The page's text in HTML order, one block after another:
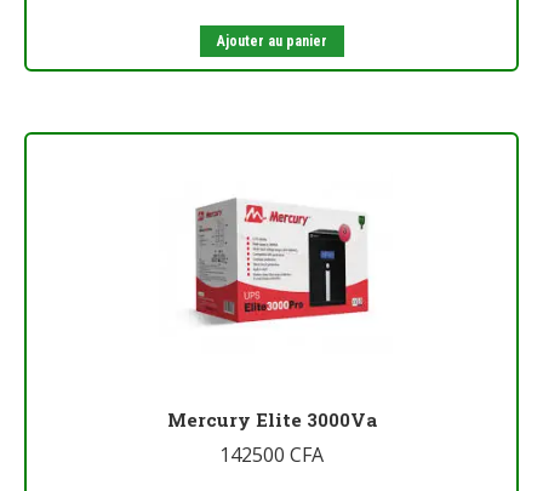
Ajouter au panier
Mercury Elite 3000Va
142500 CFA